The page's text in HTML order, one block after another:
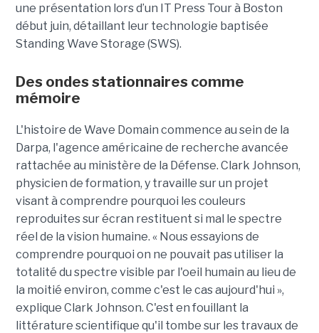
une présentation lors d’un IT Press Tour à Boston
début juin, détaillant leur technologie baptisée
Standing Wave Storage (SWS).
Des ondes stationnaires comme
mémoire
L'histoire de Wave Domain commence au sein de la
Darpa, l'agence américaine de recherche avancée
rattachée au ministère de la Défense. Clark Johnson,
physicien de formation, y travaille sur un projet
visant à comprendre pourquoi les couleurs
reproduites sur écran restituent si mal le spectre
réel de la vision humaine. « Nous essayions de
comprendre pourquoi on ne pouvait pas utiliser la
totalité du spectre visible par l'oeil humain au lieu de
la moitié environ, comme c'est le cas aujourd'hui »,
explique Clark Johnson. C'est en fouillant la
littérature scientifique qu'il tombe sur les travaux de